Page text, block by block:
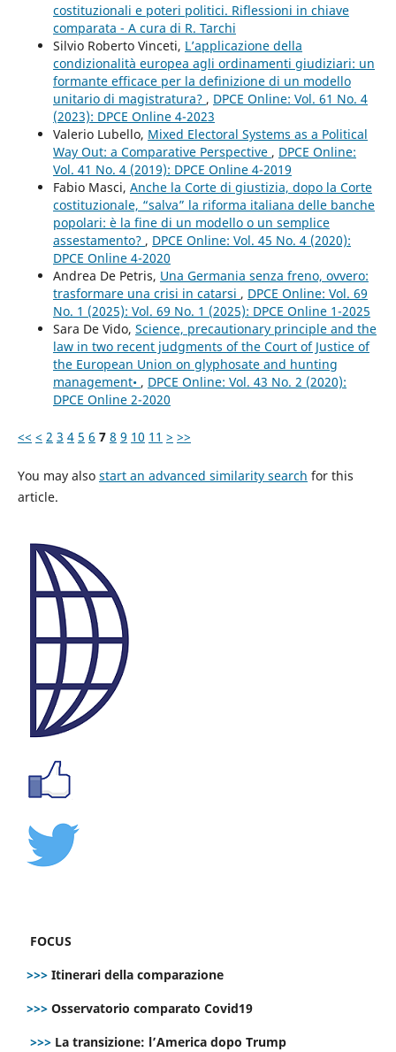
costituzionali e poteri politici. Riflessioni in chiave
comparata - A cura di R. Tarchi
Silvio Roberto Vinceti, L’applicazione della
condizionalità europea agli ordinamenti giudiziari: un
formante efficace per la definizione di un modello
unitario di magistratura? , DPCE Online: Vol. 61 No. 4
(2023): DPCE Online 4-2023
Valerio Lubello, Mixed Electoral Systems as a Political
Way Out: a Comparative Perspective , DPCE Online:
Vol. 41 No. 4 (2019): DPCE Online 4-2019
Fabio Masci, Anche la Corte di giustizia, dopo la Corte
costituzionale, “salva” la riforma italiana delle banche
popolari: è la fine di un modello o un semplice
assestamento? , DPCE Online: Vol. 45 No. 4 (2020):
DPCE Online 4-2020
Andrea De Petris, Una Germania senza freno, ovvero:
trasformare una crisi in catarsi , DPCE Online: Vol. 69
No. 1 (2025): Vol. 69 No. 1 (2025): DPCE Online 1-2025
Sara De Vido, Science, precautionary principle and the
law in two recent judgments of the Court of Justice of
the European Union on glyphosate and hunting
management• , DPCE Online: Vol. 43 No. 2 (2020):
DPCE Online 2-2020
<< < 2 3 4 5 6 7 8 9 10 11 > >>
You may also start an advanced similarity search for this
article.
FOCUS
>>> Itinerari della comparazione
>>> Osservatorio comparato Covid19
>>> La transizione: l’America dopo Trump